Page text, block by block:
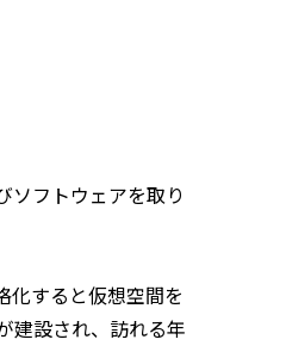
ソフトウェアを取り
化すると仮想空間を
建設され、訪れる年